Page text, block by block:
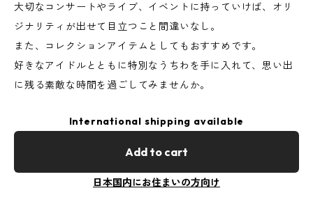
大切なコンサートやライブ、イベントに持っていけば、オリ
ジナリティが出せて目立つこと間違いなし。
また、コレクションアイテムとしてもおすすめです。
好きなアイドルとともに特別なうちわを手に入れて、思い出
に残る素敵な時間を過ごしてみませんか。
International shipping available
Add to cart
日本国内にお住まいの方向け